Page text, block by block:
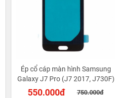
Ép cổ cáp màn hình Samsung
Galaxy J7 Pro (J7 2017, J730F)
550.000đ 750.000đ